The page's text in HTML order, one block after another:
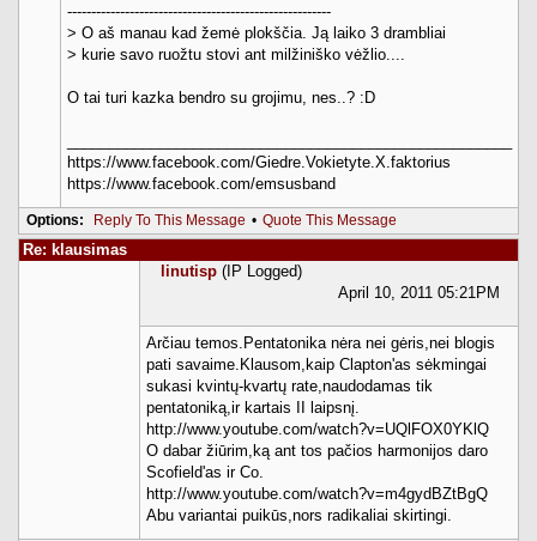
-------------------------------------------------------
> O aš manau kad žemė plokščia. Ją laiko 3 drambliai
> kurie savo ruožtu stovi ant milžiniško vėžlio....
O tai turi kazka bendro su grojimu, nes..? :D
https://www.facebook.com/Giedre.Vokietyte.X.faktorius
https://www.facebook.com/emsusband
Options: Reply To This Message • Quote This Message
Re: klausimas
linutisp (IP Logged)
April 10, 2011 05:21PM
Arčiau temos.Pentatonika nėra nei gėris,nei blogis
pati savaime.Klausom,kaip Clapton'as sėkmingai
sukasi kvintų-kvartų rate,naudodamas tik
pentatoniką,ir kartais II laipsnį.
http://www.youtube.com/watch?v=UQlFOX0YKlQ
O dabar žiūrim,ką ant tos pačios harmonijos daro
Scofield'as ir Co.
http://www.youtube.com/watch?v=m4gydBZtBgQ
Abu variantai puikūs,nors radikaliai skirtingi.